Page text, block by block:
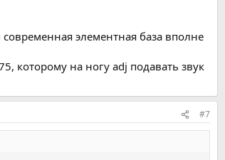
элементная база вполне
которому на ногу adj подавать звук
#7